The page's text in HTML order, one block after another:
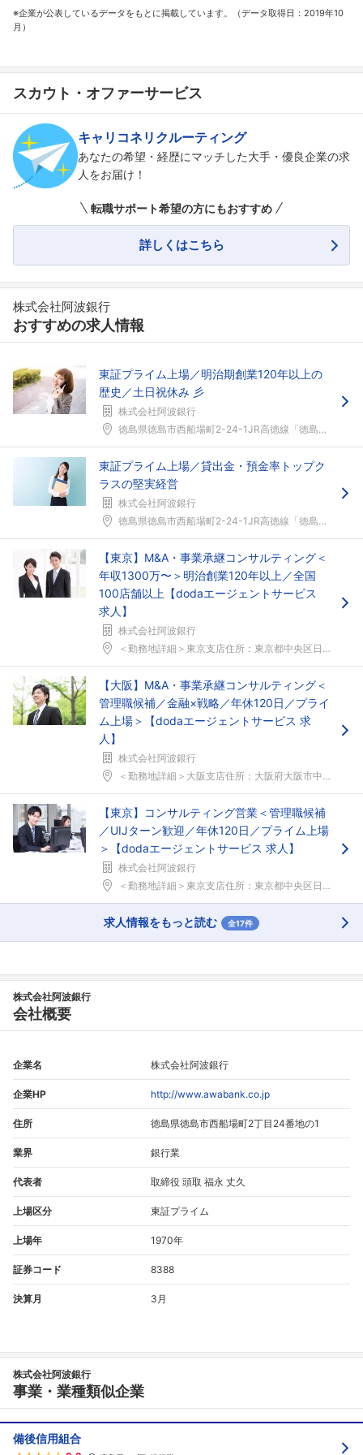
※企業が公表しているデータをもとに掲載しています。（データ取得日：2019年10
月）
スカウト・オファーサービス
キャリコネリクルーティング
あなたの希望・経歴にマッチした大手・優良企業の求
人をお届け！
転職サポート希望の方にもおすすめ
詳しくはこちら
株式会社阿波銀行
おすすめの求人情報
東証プライム上場／明治期創業120年以上の
歴史／土日祝休み 彡
株式会社阿波銀行
徳島県徳島市西船場町2-24-1JR高徳線「徳島」...
東証プライム上場／貸出金・預金率トップク
ラスの堅実経営
株式会社阿波銀行
徳島県徳島市西船場町2-24-1JR高徳線「徳島」...
【東京】M&A・事業承継コンサルティング＜
年収1300万〜＞明治創業120年以上／全国
100店舗以上【dodaエージェントサービス
求人】
株式会社阿波銀行
＜勤務地詳細＞東京支店住所：東京都中央区日本橋室町...
【大阪】M&A・事業承継コンサルティング＜
管理職候補／金融×戦略／年休120日／プライ
ム上場＞【dodaエージェントサービス 求
人】
株式会社阿波銀行
＜勤務地詳細＞大阪支店住所：大阪府大阪市中央区久太...
【東京】コンサルティング営業＜管理職候補
／UIJターン歓迎／年休120日／プライム上場
＞【dodaエージェントサービス 求人】
株式会社阿波銀行
＜勤務地詳細＞東京支店住所：東京都中央区日本橋室町...
求人情報をもっと読む 全17件
株式会社阿波銀行
会社概要
企業名 株式会社阿波銀行
企業HP http://www.awabank.co.jp
住所 徳島県徳島市西船場町2丁目24番地の1
業界 銀行業
代表者 取締役 頭取 福永 丈久
上場区分 東証プライム
上場年 1970年
証券コード 8388
決算月 3月
株式会社阿波銀行
事業・業種類似企業
備後信用組合